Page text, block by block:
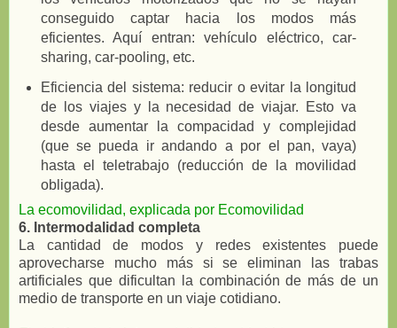
conseguido captar hacia los modos más
eficientes. Aquí entran: vehículo eléctrico, car-
sharing, car-pooling, etc.
Eficiencia del sistema: reducir o evitar la longitud
de los viajes y la necesidad de viajar. Esto va
desde aumentar la compacidad y complejidad
(que se pueda ir andando a por el pan, vaya)
hasta el teletrabajo (reducción de la movilidad
obligada).
La ecomovilidad, explicada por Ecomovilidad
6. Intermodalidad completa
La cantidad de modos y redes existentes puede
aprovecharse mucho más si se eliminan las trabas
artificiales que dificultan la combinación de más de un
medio de transporte en un viaje cotidiano.